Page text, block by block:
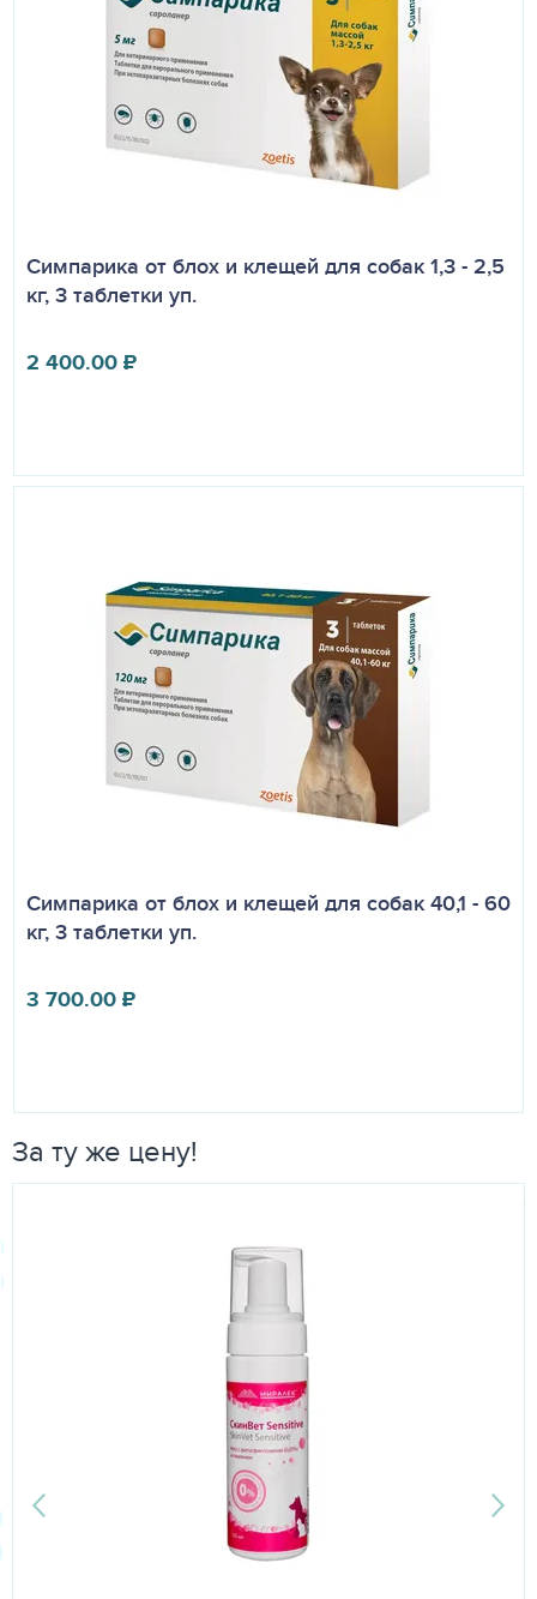
Симпарика от блох и клещей для собак 1,3 - 2,5
кг, 3 таблетки уп.
2 400.00₽
Симпарика от блох и клещей для собак 40,1 - 60
кг, 3 таблетки уп.
3 700.00₽
За ту же цену!